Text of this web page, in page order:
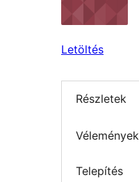
Letöltés
Részletek
Vélemények
Telepítés